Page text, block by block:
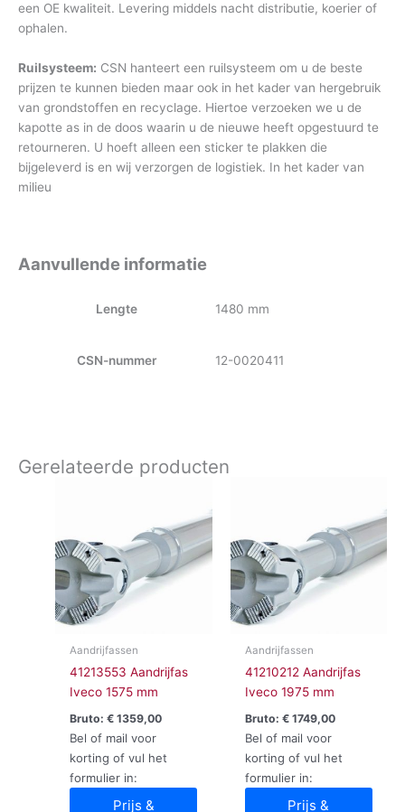
een OE kwaliteit. Levering middels nacht distributie, koerier of
ophalen.
Ruilsysteem: CSN hanteert een ruilsysteem om u de beste
prijzen te kunnen bieden maar ook in het kader van hergebruik
van grondstoffen en recyclage. Hiertoe verzoeken we u de
kapotte as in de doos waarin u de nieuwe heeft opgestuurd te
retourneren. U hoeft alleen een sticker te plakken die
bijgeleverd is en wij verzorgen de logistiek. In het kader van
milieu
Aanvullende informatie
Lengte 1480 mm
CSN-nummer 12-0020411
Gerelateerde producten
Aandrijfassen
41213553 Aandrijfas
Iveco 1575 mm
Bruto:€ 1359,00
Bel of mail voor
korting of vul het
formulier in:
Prijs &
Aandrijfassen
41210212 Aandrijfas
Iveco 1975 mm
Bruto: €1749,00
Bel of mail voor
korting of vul het
formulier in:
Prijs &